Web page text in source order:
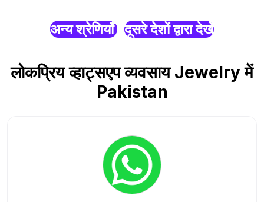
अन्य श्रेणियाँ दूसरे देशों द्वारा देखें
लोकप्रिय व्हाट्सएप व्यवसाय Jewelry में
Pakistan